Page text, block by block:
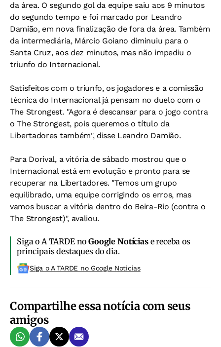
da área. O segundo gol da equipe saiu aos 9 minutos
do segundo tempo e foi marcado por Leandro
Damião, em nova finalização de fora da área. Também
da intermediária, Márcio Goiano diminuiu para o
Santa Cruz, aos dez minutos, mas não impediu o
triunfo do Internacional.
Satisfeitos com o triunfo, os jogadores e a comissão
técnica do Internacional já pensam no duelo com o
The Strongest. "Agora é descansar para o jogo contra
o The Strongest, pois queremos o título da
Libertadores também", disse Leandro Damião.
Para Dorival, a vitória de sábado mostrou que o
Internacional está em evolução e pronto para se
recuperar na Libertadores. "Temos um grupo
equilibrado, uma equipe corrigindo os erros, mas
vamos buscar a vitória dentro do Beira-Rio (contra o
The Strongest)", avaliou.
Siga o A TARDE noGoogle Notíciase receba os
principais destaques do dia.
Siga o A TARDE no Google Noticias
Compartilhe essa notícia com seus
amigos